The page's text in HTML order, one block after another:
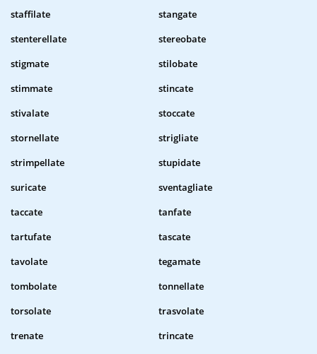
staffilate
stangate
stenterellate
stereobate
stigmate
stilobate
stimmate
stincate
stivalate
stoccate
stornellate
strigliate
strimpellate
stupidate
suricate
sventagliate
taccate
tanfate
tartufate
tascate
tavolate
tegamate
tombolate
tonnellate
torsolate
trasvolate
trenate
trincate